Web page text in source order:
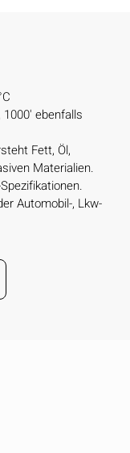
1000' ebenfalls
Fett, Öl,
Materialien.
Automobil-, Lkw-